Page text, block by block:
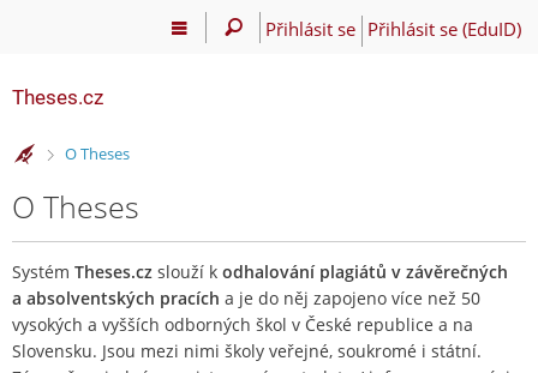
Přihlásit se Přihlásit se (EduID)
Theses.cz
>
O Theses
O Theses
Systém Theses.cz slouží k odhalování plagiátů v závěrečných
a absolventských pracích a je do něj zapojeno více než 50
vysokých a vyšších odborných škol v České republice a na
Slovensku. Jsou mezi nimi školy veřejné, soukromé i státní.